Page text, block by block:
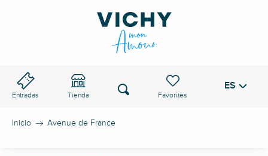
Entradas Tienda
Voir les favoris
Buscar ES
Inicio Avenue de France